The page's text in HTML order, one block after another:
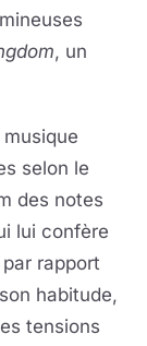
, un
selon le
des notes
lui confère
rapport
habitude,
tensions